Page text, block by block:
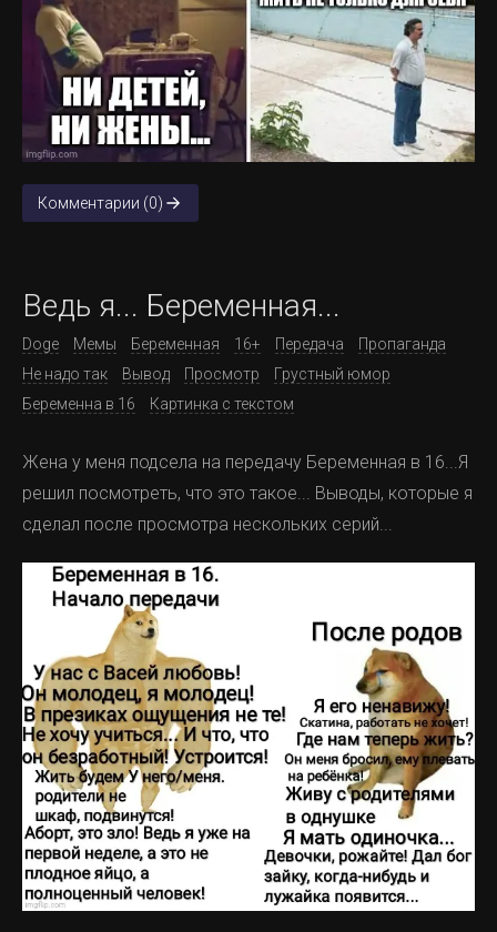
Комментарии (0)
Ведь я... Беременная...
Doge Мемы Беременная 16+ Передача
Пропаганда
Не надо так
Вывод Просмотр
Грустный юмор
Беременна в 16
Картинка с текстом
Жена у меня подсела на передачу Беременная в 16...Я
решил посмотреть, что это такое... Выводы, которые я
сделал после просмотра нескольких серий...